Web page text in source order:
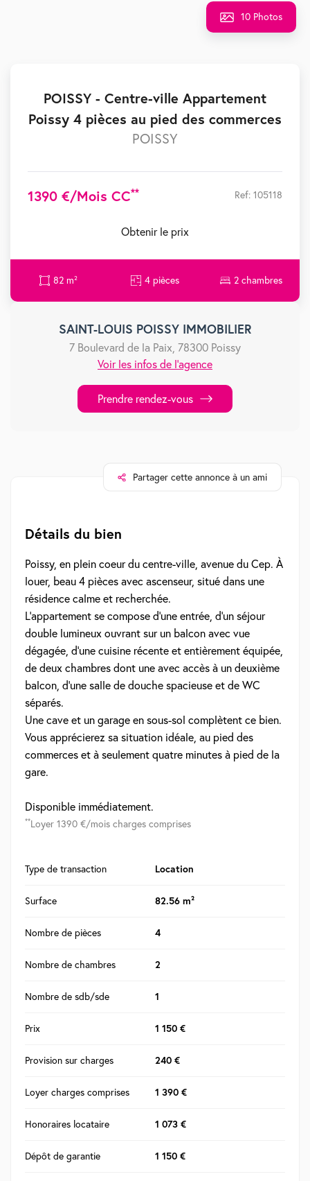
POISSY - Centre-ville Appartement
Poissy 4 pièces au pied des commerces
POISSY
1390 €/mois CC** Ref: 105118
Obtenir le prix
82 m² 4 pièces 2 chambres
SAINT-LOUIS POISSY IMMOBILIER
7 Boulevard de la Paix, 78300 Poissy
Voir les infos de l'agence
Prendre rendez-vous
10 Photos
Partager cette annonce à un ami
Détails du bien
Poissy, en plein coeur du centre-ville, avenue du Cep. À
louer, beau 4 pièces avec ascenseur, situé dans une
résidence calme et recherchée.
L'appartement se compose d'une entrée, d'un séjour
double lumineux ouvrant sur un balcon avec vue
dégagée, d'une cuisine récente et entièrement équipée,
de deux chambres dont une avec accès à un deuxième
balcon, d'une salle de douche spacieuse et de WC
séparés.
Une cave et un garage en sous-sol complètent ce bien.
Vous apprécierez sa situation idéale, au pied des
commerces et à seulement quatre minutes à pied de la
gare.
Disponible immédiatement.
**Loyer 1390 €/mois charges comprises
Type de transaction Location
Surface 82.56 m²
Nombre de pièces 4
Nombre de chambres 2
Nombre de sdb/sde 1
Prix 1 150 €
Provision sur charges 240 €
Loyer charges comprises 1 390 €
Honoraires locataire 1 073 €
Dépôt de garantie 1 150 €